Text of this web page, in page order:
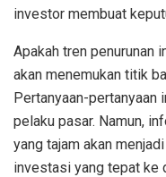
investor membuat
Apakah tren penurunan
akan menemukan titik
Pertanyaan-pertanyaan
pelaku pasar. Namun,
yang tajam akan
investasi yang tepat ke